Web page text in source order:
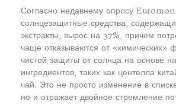
Согласно недавнему опросу
солнцезащитные средства,
экстракты, вырос на 37%, причем
чаще отказываются от «химических»
чистой защиты от солнца на основе
ингредиентов, таких как центелла
чай. Это не просто изменение в
но и отражает двойное стремление